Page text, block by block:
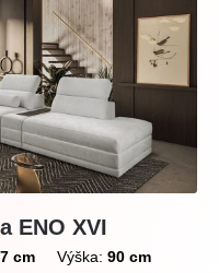
ENO XVI
cm Výška: 90 cm